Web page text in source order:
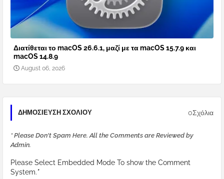
Διατίθεται το macOS 26.6.1, μαζί με τα macOS 15.7.9 και
macOS 14.8.9
August 06, 2026
ΔΗΜΟΣΊΕΥΣΗ ΣΧΟΛΊΟΥ 0Σχόλια
* Please Don't Spam Here. All the Comments are Reviewed by
Admin.
Please Select Embedded Mode To show the Comment
System.*